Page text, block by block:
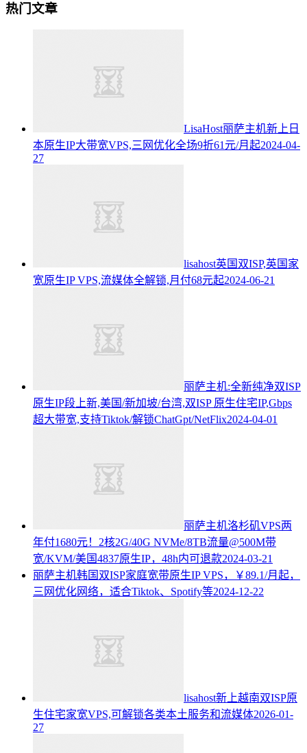
热门文章
LisaHost丽萨主机新上日
本原生IP大带宽VPS,三网优化全场9折61元/月起2024-04-
27
lisahost英国双ISP,英国家
宽原生IP VPS,流媒体全解锁,月付68元起2024-06-21
丽萨主机:全新纯净双ISP
原生IP段上新,美国/新加坡/台湾,双ISP 原生住宅IP,Gbps
超大带宽,支持Tiktok/解锁ChatGpt/NetFlix2024-04-01
丽萨主机洛杉矶VPS两
年付1680元！2核2G/40G NVMe/8TB流量@500M带
宽/KVM/美国4837原生IP，48h内可退款2024-03-21
丽萨主机韩国双ISP家庭宽带原生IP VPS，￥89.1/月起，
三网优化网络，适合Tiktok、Spotify等2024-12-22
lisahost新上越南双ISP原
生住宅家宽VPS,可解锁各类本土服务和流媒体2026-01-
27